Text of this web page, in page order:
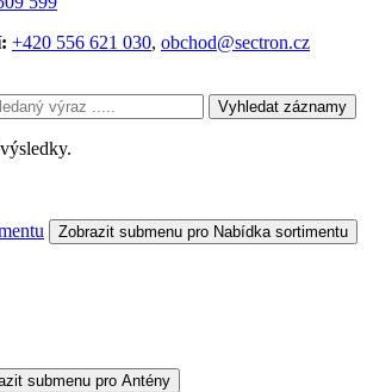
+420 556 621 030, obchod@sectron.cz
Vyhledat záznamy
Zobrazit submenu pro Nabídka sortimentu
submenu pro Antény